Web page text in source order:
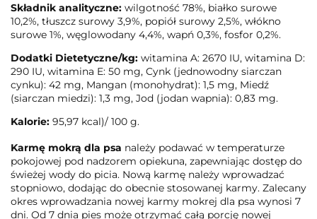
Składnik analityczne: wilgotność 78%, białko surowe
10,2%, tłuszcz surowy 3,9%, popiół surowy 2,5%, włókno
surowe 1%, węglowodany 4,4%, wapń 0,3%, fosfor 0,2%.
Dodatki Dietetyczne/kg: witamina A: 2670 IU, witamina D:
290 IU, witamina E: 50 mg, Cynk (jednowodny siarczan
cynku): 42 mg, Mangan (monohydrat): 1,5 mg, Miedź
(siarczan miedzi): 1,3 mg, Jod (jodan wapnia): 0,83 mg.
Kalorie: 95,97 kcal)/ 100 g.
Karmę mokrą dla psa należy podawać w temperaturze
pokojowej pod nadzorem opiekuna, zapewniając dostęp do
świeżej wody do picia. Nową karmę należy wprowadzać
stopniowo, dodając do obecnie stosowanej karmy. Zalecany
okres wprowadzania nowej karmy mokrej dla psa wynosi 7
dni. Od 7 dnia pies może otrzymać całą porcję nowej